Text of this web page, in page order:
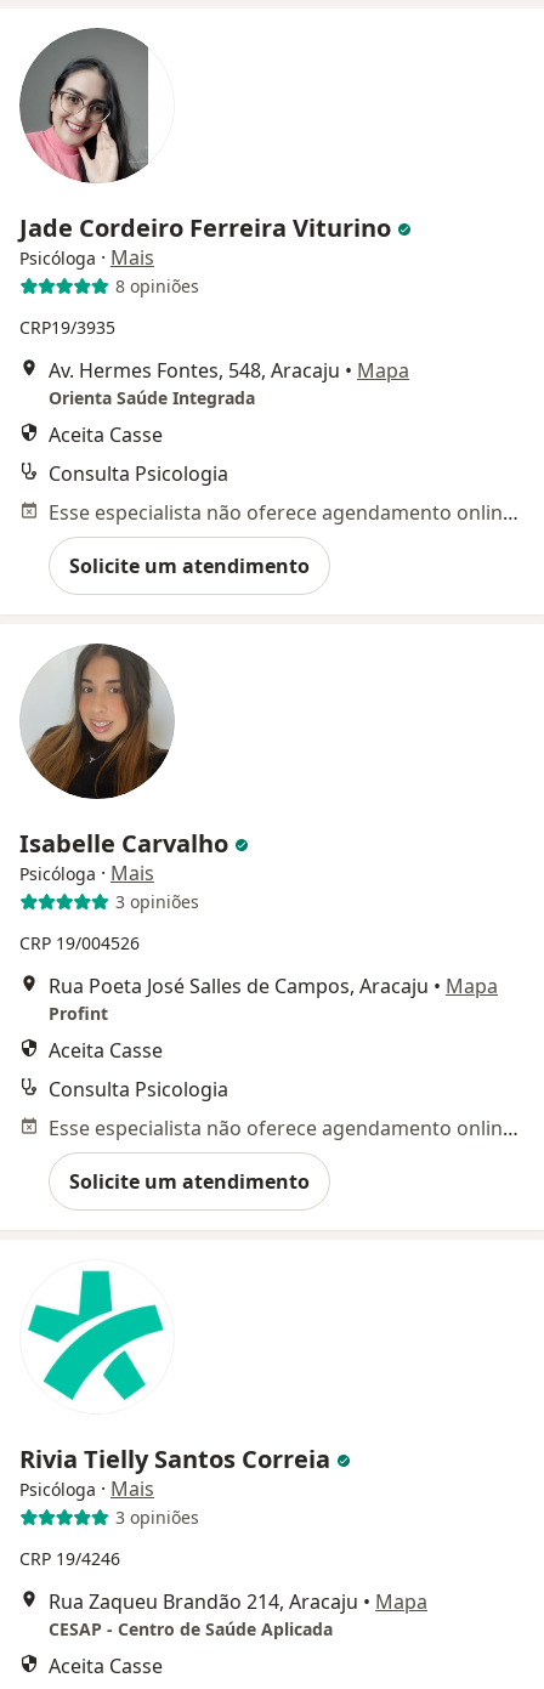
Jade Cordeiro Ferreira Viturino
Psicóloga · Mais
8 opiniões
CRP19/3935
Av. Hermes Fontes, 548, Aracaju • Mapa
Orienta Saúde Integrada
Aceita Casse
Consulta Psicologia
Esse especialista não oferece agendamento online para esse endereço.
Solicite um atendimento
Isabelle Carvalho
Psicóloga · Mais
3 opiniões
CRP 19/004526
Rua Poeta José Salles de Campos, Aracaju • Mapa
Profint
Aceita Casse
Consulta Psicologia
Esse especialista não oferece agendamento online para esse endereço.
Solicite um atendimento
Rivia Tielly Santos Correia
Psicóloga · Mais
3 opiniões
CRP 19/4246
Rua Zaqueu Brandão 214, Aracaju • Mapa
CESAP - Centro de Saúde Aplicada
Aceita Casse